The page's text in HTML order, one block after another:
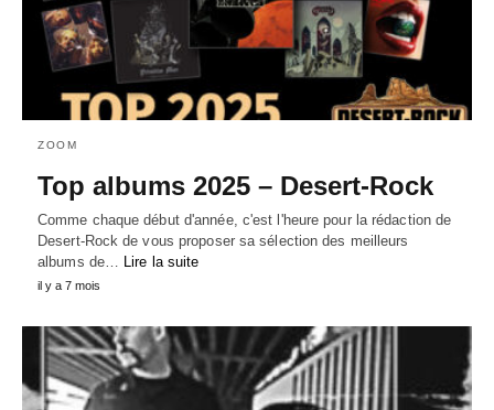
ZOOM
Top albums 2025 – Desert-Rock
Comme chaque début d'année, c'est l'heure pour la rédaction de
Desert-Rock de vous proposer sa sélection des meilleurs
albums de… Lire la suite
il y a 7 mois